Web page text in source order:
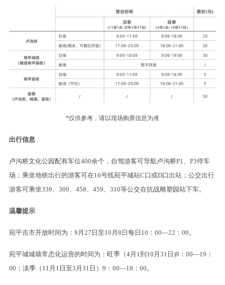
*仅供参考，请以现场购票信息为准
出行信息
卢沟桥文化公园配有车位400余个，自驾游客可导航卢沟桥P1、P3停车
场；乘坐地铁出行的游客可在16号线宛平城站C口或D口出站；公交出行
游客可乘坐339、309、458、459、310等公交在抗战雕塑园站下车。
温馨提示
宛平吉市开放时间为：9月27日至10月8日每日10：00—22：00。
宛平城城墙常态化运营的时间为：旺季（4月1到10月31日)9：00—19：
00；淡季（11月1日至3月31日）9：00—18：00。